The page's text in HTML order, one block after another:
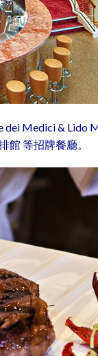
Medici &
館 等招牌餐廳。